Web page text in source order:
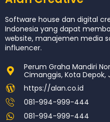
Software house dan digital
Indonesia yang dapat
website, manajemen media
influencer.
Perum Graha Mandiri
Cimanggis, Kota Depok,
https://alan.co.id
081-994-999-444
081-994-999-444